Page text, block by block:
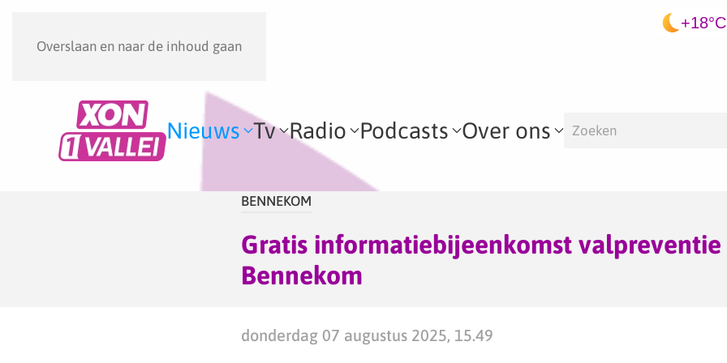
Overslaan en naar de inhoud gaan
+18°C
Nieuws Tv Radio Podcasts Over ons
BENNEKOM
Gratis informatiebijeenkomst
Bennekom
donderdag 07 augustus 2025, 15.49